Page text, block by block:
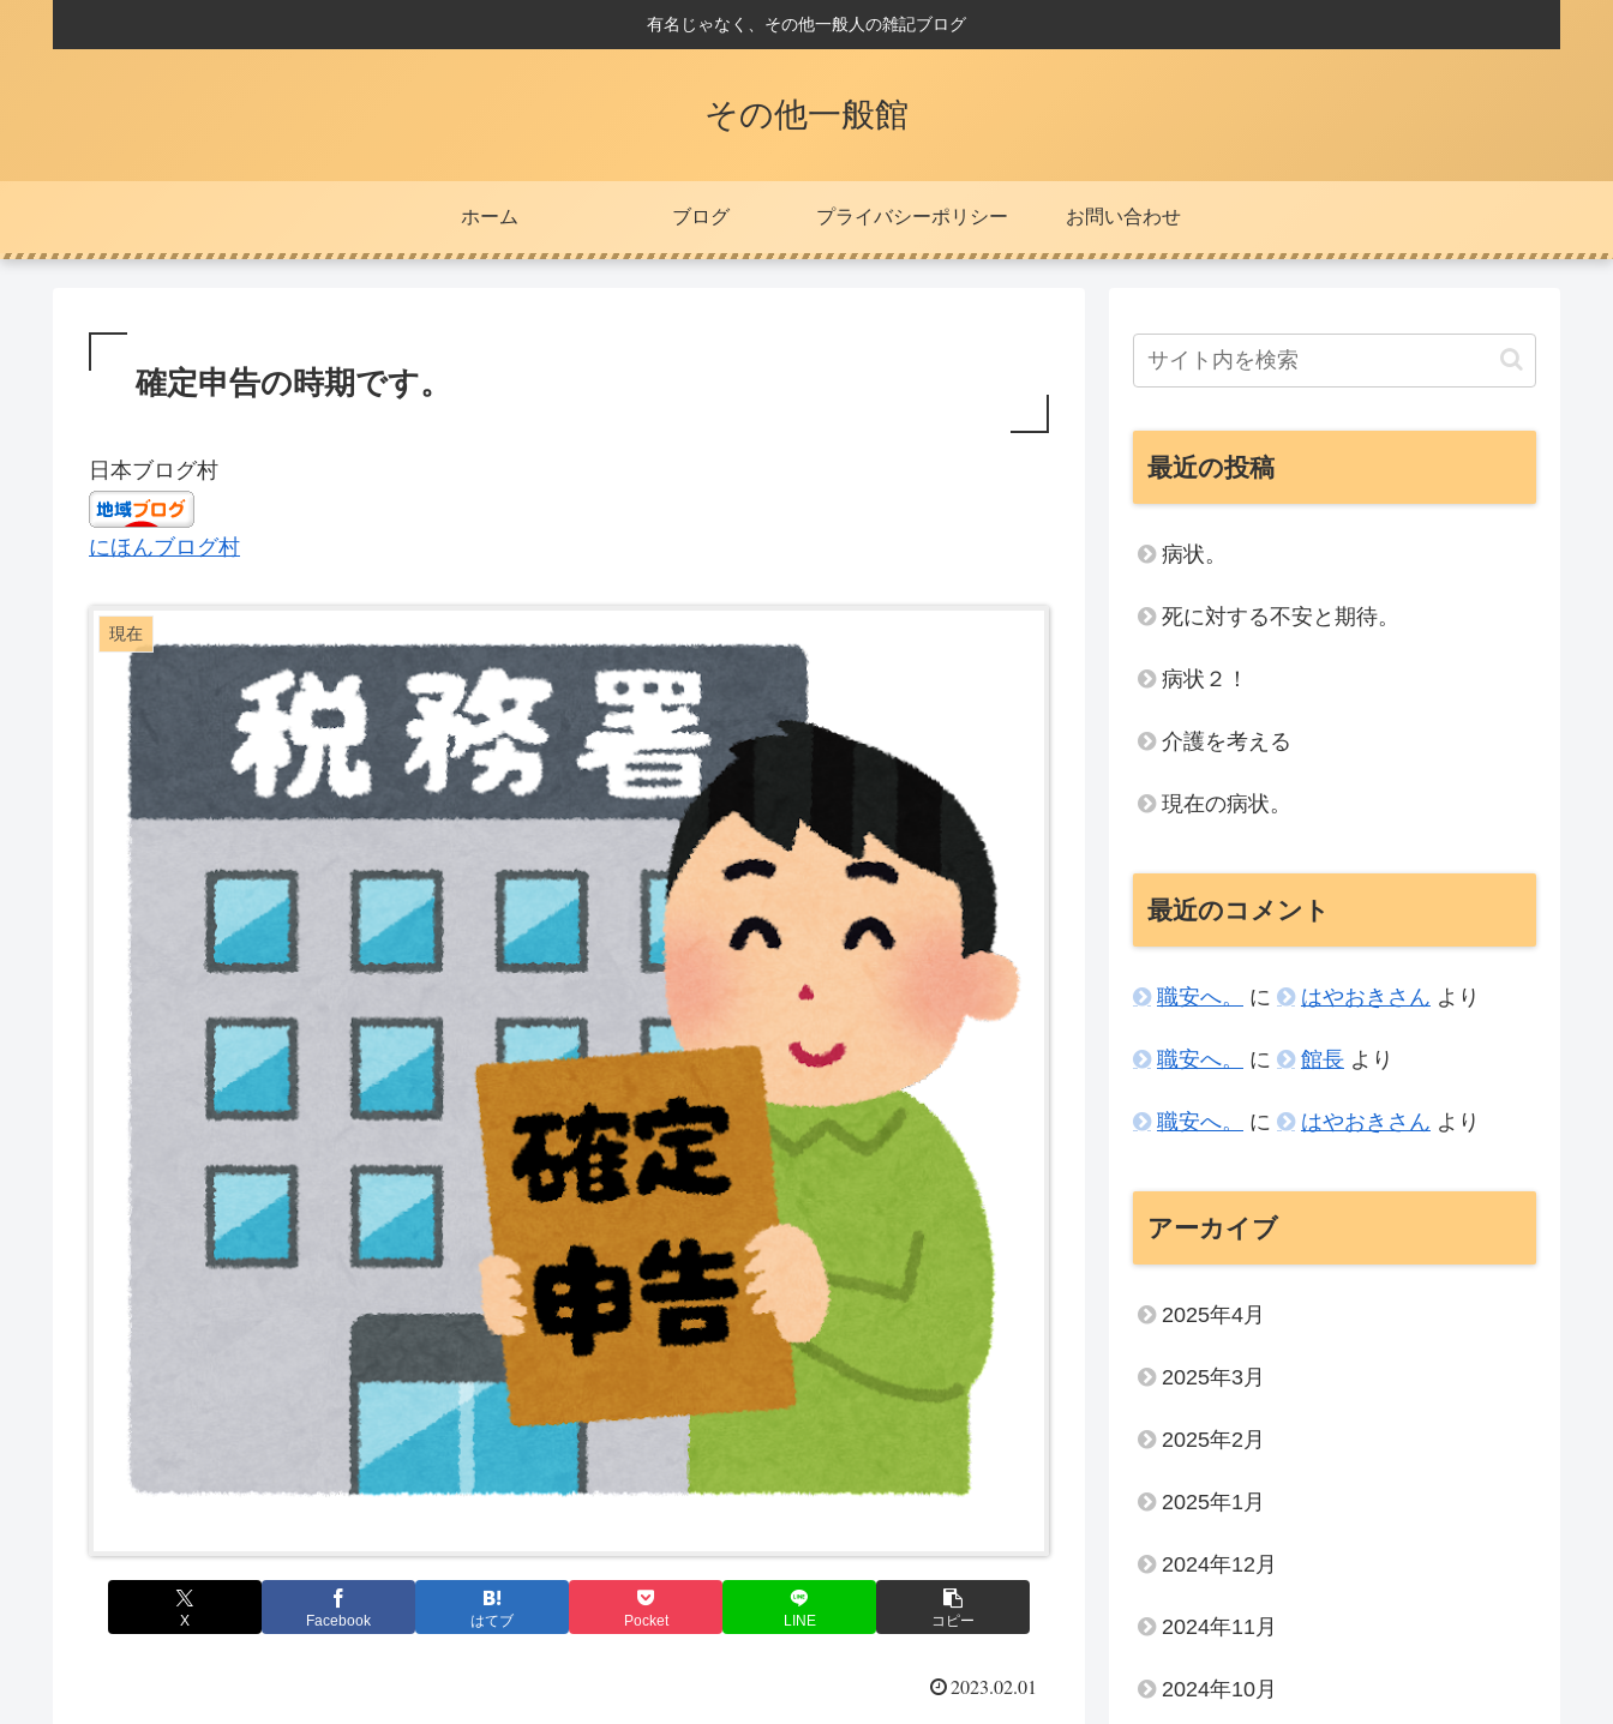
有名じゃなく、その他一般人の雑記ブログ
その他一般館
ホーム ブログ プライバシーポリシー お問い合わせ
確定申告の時期です。
日本ブログ村
にほんブログ村
現在
X Facebook はてブ Pocket LINE コピー
2023.02.01
最近の投稿
病状。
死に対する不安と期待。
病状２！
介護を考える
現在の病状。
最近のコメント
職安へ。 に はやおきさん より
職安へ。 に 館長 より
職安へ。 に はやおきさん より
アーカイブ
2025年4月
2025年3月
2025年2月
2025年1月
2024年12月
2024年11月
2024年10月